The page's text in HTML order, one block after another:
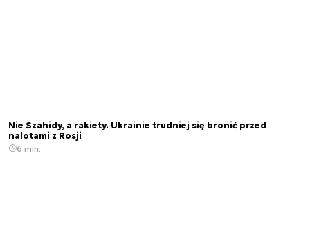
Nie Szahidy, a rakiety. Ukrainie trudniej się bronić przed
nalotami z Rosji
6 min.